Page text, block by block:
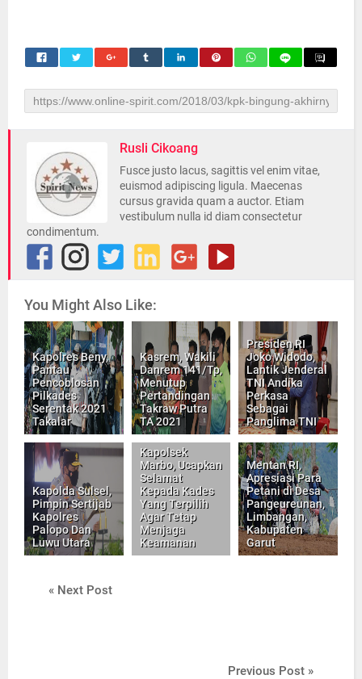
Rusli Cikoang
Fusce justo lacus, sagittis vel enim vitae,
euismod adipiscing ligula. Maecenas
cursus gravida quam a auctor. Etiam
vestibulum nulla id diam consectetur
condimentum.
You Might Also Like:
Kapolres Beny,
Pantau
Pencoblosan
Pilkades
Serentak 2021
Takalar
Kasrem, Wakili
Danrem 141/Tp,
Menutup
Pertandingan
Takraw Putra
TA 2021
Presiden RI
Joko Widodo,
Lantik Jenderal
TNI Andika
Perkasa
Sebagai
Panglima TNI
Kapolda Sulsel,
Pimpin Sertijab
Kapolres
Palopo Dan
Luwu Utara
Kapolsek
Marbo, Ucapkan
Selamat
Kepada Kades
Yang Terpilih
Agar Tetap
Menjaga
Keamanan
Mentan RI,
Apresiasi Para
Petani di Desa
Pangeureunan,
Limbangan,
Kabupaten
Garut
« Next Post
Previous Post »